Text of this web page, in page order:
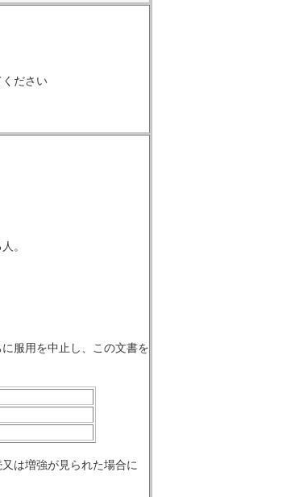
ださい
。
服用を中止し、この文書を
は増強が見られた場合に